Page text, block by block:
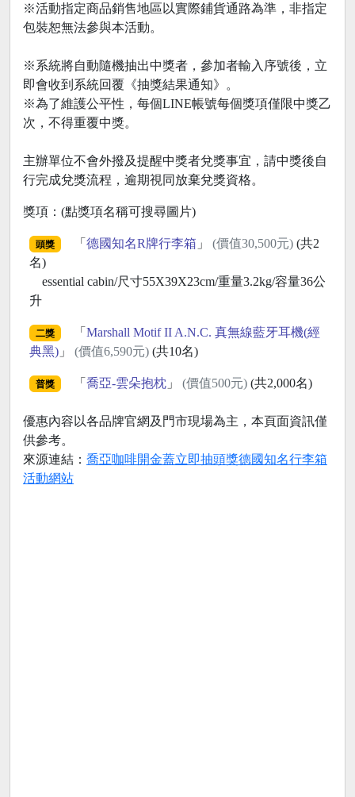
※活動指定商品銷售地區以實際鋪貨通路為準，非指定
包裝恕無法參與本活動。
※系統將自動隨機抽出中獎者，參加者輸入序號後，立
即會收到系統回覆《抽獎結果通知》。
※為了維護公平性，每個LINE帳號每個獎項僅限中獎乙
次，不得重覆中獎。
主辦單位不會外撥及提醒中獎者兌獎事宜，請中獎後自
行完成兌獎流程，逾期視同放棄兌獎資格。
獎項：(點獎項名稱可搜尋圖片)
頭獎 「 德國知名R牌行李箱 」 (價值30,500元)(共2
名)
essential cabin/尺寸55X39X23cm/重量3.2kg/容量36公
升
二獎 「 Marshall Motif II A.N.C. 真無線藍牙耳機(經
典黑) 」 (價值6,590元) (共10名)
普獎 「 喬亞-雲朵抱枕」 (價值500元)(共2,000名)
優惠內容以各品牌官網及門市現場為主，本頁面資訊僅
供參考。
來源連結： 喬亞咖啡開金蓋立即抽頭獎德國知名行李箱
活動網站